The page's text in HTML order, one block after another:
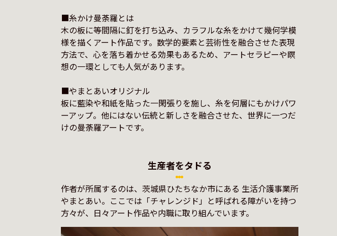
■糸かけ曼荼羅とは
木の板に等間隔に釘を打ち込み、カラフルな糸をかけて幾何学模
様を描くアート作品です。数学的要素と芸術性を融合させた表現
方法で、心を落ち着かせる効果もあるため、アートセラピーや瞑
想の一環としても人気があります。
■やまとあいオリジナル
板に藍染や和紙を貼った一閑張りを施し、糸を何層にもかけパワ
ーアップ。他にはない伝統と新しさを融合させた、世界に一つだ
生産者をタドる
作者が所属するのは、茨城県ひたちなか市にある 生活介護事業所
やまとあい。ここでは「チャレンジド」と呼ばれる障がいを持つ
方々が、日々アート作品や内職に取り組んでいます。